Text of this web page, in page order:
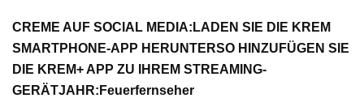
CREME AUF SOCIAL MEDIA: LADEN SIE DIE KREM
SMARTPHONE-APP HERUNTERSO HINZUFÜGEN SIE
DIE KREM+ APP ZU IHREM STREAMING-
GERÄTJAHR: Feuerfernseher